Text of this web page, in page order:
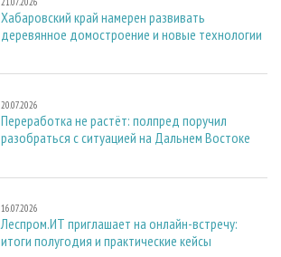
Хабаровский край намерен развивать
деревянное домостроение и новые технологии
20.07.2026
Переработка не растёт: полпред поручил
разобраться с ситуацией на Дальнем Востоке
16.07.2026
Леспром.ИТ приглашает на онлайн-встречу:
итоги полугодия и практические кейсы